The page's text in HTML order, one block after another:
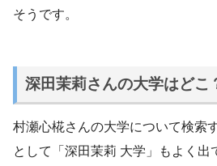
そうです。
深田茉莉さんの大学はどこ
村瀬心椛さんの大学について検索
として「深田茉莉 大学」もよく出